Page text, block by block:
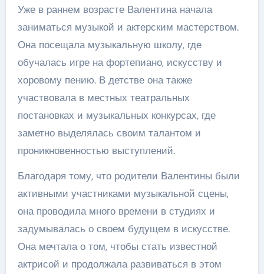
Уже в раннем возрасте Валентина начала
заниматься музыкой и актерским мастерством.
Она посещала музыкальную школу, где
обучалась игре на фортепиано, искусству и
хоровому пению. В детстве она также
участвовала в местных театральных
постановках и музыкальных конкурсах, где
заметно выделялась своим талантом и
проникновенностью выступлений.
Благодаря тому, что родители Валентины были
активными участниками музыкальной сцены,
она проводила много времени в студиях и
задумывалась о своем будущем в искусстве.
Она мечтала о том, чтобы стать известной
актрисой и продолжала развиваться в этом